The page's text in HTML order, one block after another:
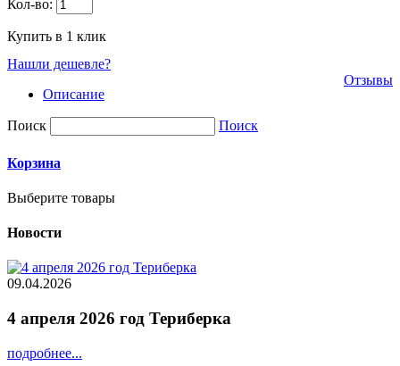
Кол-во:
Купить в 1 клик
Нашли дешевле?
Отзывы
Описание
Поиск Поиск
Корзина
Выберите товары
Новости
09.04.2026
4 апреля 2026 год Териберка
подробнее...